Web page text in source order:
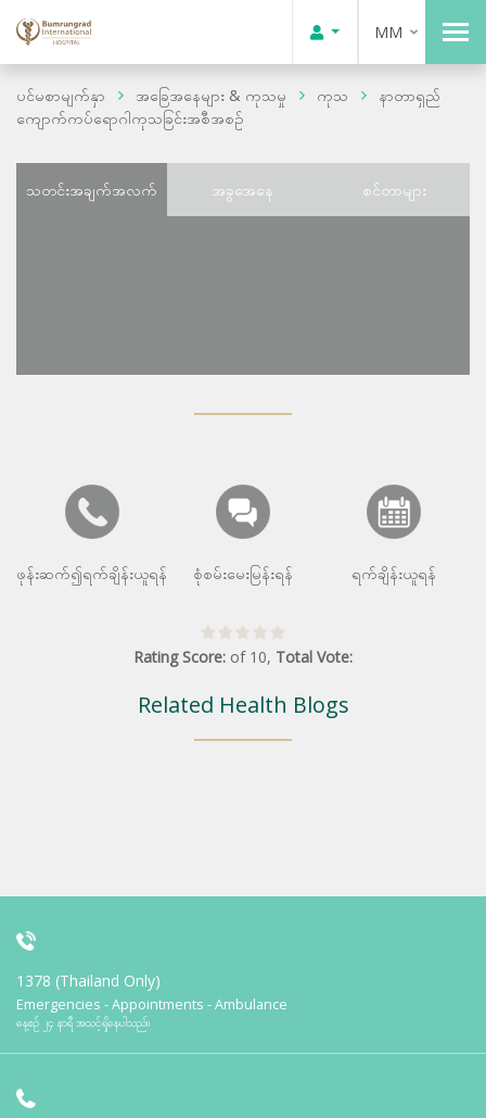
MM
ပင်မစာမျက်နှာ အခြေအနေများ & ကုသမှု ကုသ
နာတာရှည်
ကျောက်ကပ်ရောဂါကုသခြင်းအစီအစဉ်
သတင်းအချက်အလက် အခွအေနေ စင်တာများ
ဖုန်းဆက်၍ရက်ချိန်းယူရန် စုံစမ်းမေးမြန်းရန် ရက်ချိန်းယူရန်
Rating Score: of 10, Total Vote:
Related Health Blogs
1378 (Thailand Only)
Emergencies - Appointments - Ambulance
နေ့စဉ် ၂၄ နာရီ အသင့်ရှိနေပါသည်။